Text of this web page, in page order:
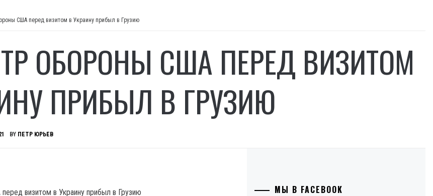
США перед визитом в Украину прибыл в Грузию
ОБОРОНЫ США ПЕРЕД ВИЗИТОМ
ПРИБЫЛ В ГРУЗИЮ
BY ПЕТР ЮРЬЕВ
МЫ В FACEBOOK